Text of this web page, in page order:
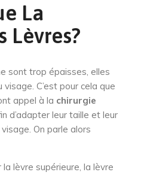
La
Lèvres?
sont trop épaisses, elles
visage. C’est pour cela que
appel à la chirurgie
d’adapter leur taille et leur
On parle alors
lèvre supérieure, la lèvre